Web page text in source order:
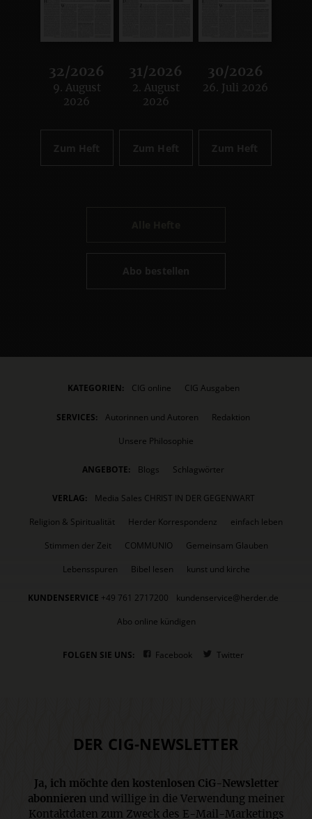
32/2026
:
9. August
2026
Zum Heft
31/2026
:
2. August
2026
Zum Heft
30/2026
:
26. Juli 2026
Zum Heft
Abo bestellen
KATEGORIEN: CIG online CIG Ausgaben
SERVICES: Autorinnen und Autoren
Redaktion
Unsere Philosophie
ANGEBOTE: Blogs Schlagwörter
VERLAG:
Media Sales CHRIST IN DER GEGENWART
Religion & Spiritualität
Herder Korrespondenz
einfach leben
Stimmen der Zeit
COMMUNIO
Gemeinsam Glauben
Lebensspuren
Bibel lesen kunst und kirche
KUNDENSERVICE +49 761 2717200
kundenservice@herder.de
Abo online kündigen
FOLGEN SIE UNS: Facebook Twitter
DER CIG-NEWSLETTER
Ja, ich möchte den kostenlosen CiG-Newsletter
abonnierenund willige in die Verwendung meiner
Kontaktdaten zum Zweck des E-Mail-Marketings